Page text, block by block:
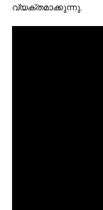
വ്യക്തമാക്കുന്നു.